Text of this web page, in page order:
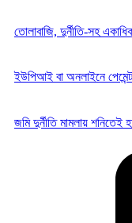
তোলাবাজি, দুর্নীতি-সহ
ইউপিআই বা অনলাইনে
জমি দুর্নীতি মামলায়